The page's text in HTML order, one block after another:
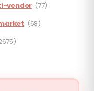
vendor (77)
(68)